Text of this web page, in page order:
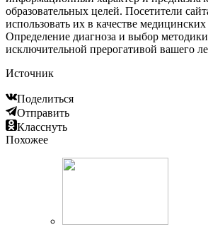
образовательных целей. Посетители
использовать их в качестве
Определение диагноза и выбор методики
исключительной прерогативой вашего
Источник
Поделиться
Отправить
Класснуть
Похожее